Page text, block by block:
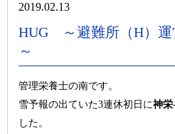
2019.02.13
HUG ～避難所（H）運
～
管理栄養士の南です。
雪予報の出ていた3連休初日に神栄
した。